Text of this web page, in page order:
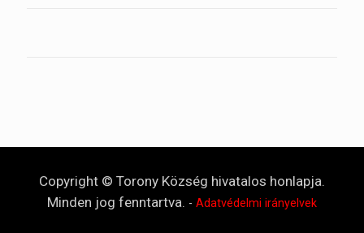
Copyright © Torony Község hivatalos honlapja.
Minden jog fenntartva. - Adatvédelmi irányelvek